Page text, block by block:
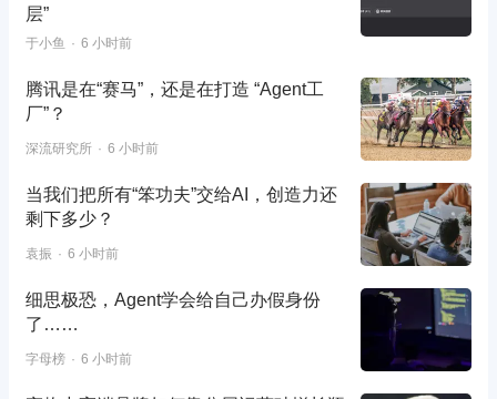
层”
于小鱼 6 小时前
腾讯是在“赛马”，还是在打造 “Agent工
厂”？
深流研究所 6 小时前
当我们把所有“笨功夫”交给AI，创造力还
剩下多少？
袁振 6 小时前
细思极恐，Agent学会给自己办假身份
了……
字母榜 6 小时前